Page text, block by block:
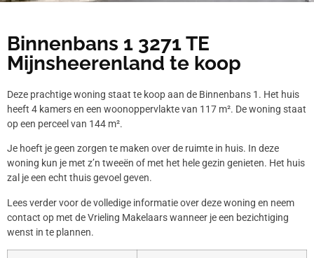
Binnenbans 1 3271 TE
Mijnsheerenland te koop
Deze prachtige woning staat te koop aan de Binnenbans 1. Het huis
heeft 4 kamers en een woonoppervlakte van 117 m². De woning staat
op een perceel van 144 m².
Je hoeft je geen zorgen te maken over de ruimte in huis. In deze
woning kun je met z’n tweeën of met het hele gezin genieten. Het huis
zal je een echt thuis gevoel geven.
Lees verder voor de volledige informatie over deze woning en neem
contact op met de Vrieling Makelaars wanneer je een bezichtiging
wenst in te plannen.